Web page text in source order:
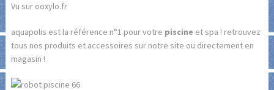
Vu sur ooxylo.fr
aquapolis est la référence n°1 pour votre piscine et spa ! retrouvez
tous nos produits et accessoires sur notre site ou directement en
magasin !